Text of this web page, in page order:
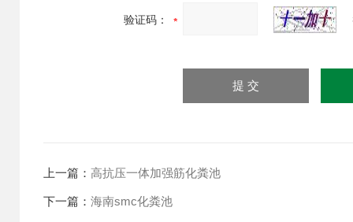
验证码：
上一篇： 高抗压一体加强筋化粪池
下一篇： 海南smc化粪池